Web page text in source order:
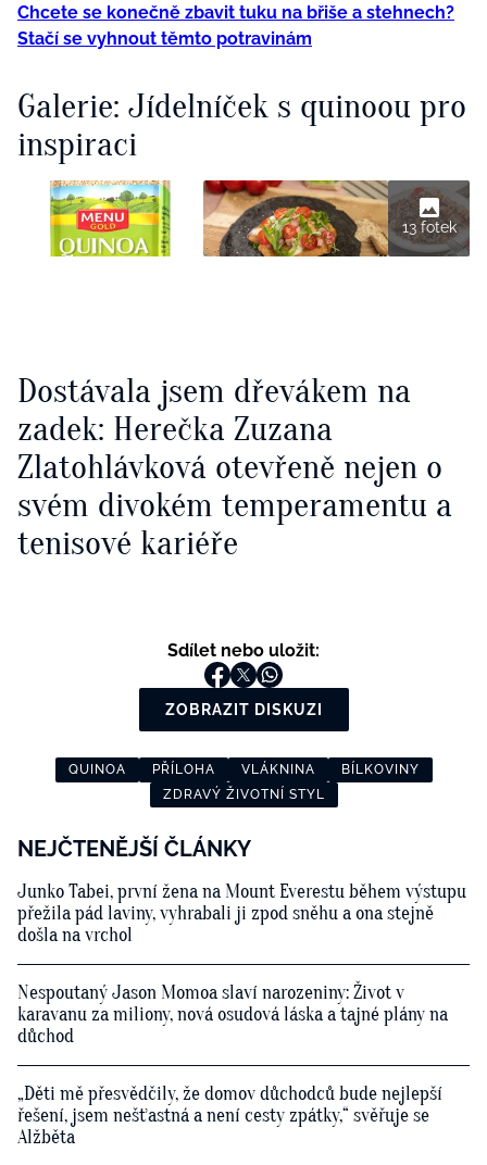
Chcete se konečně zbavit tuku na břiše a stehnech?
Stačí se vyhnout těmto potravinám
Galerie: Jídelníček s quinoou pro
inspiraci
13 fotek
Dostávala jsem dřevákem na
zadek: Herečka Zuzana
Zlatohlávková otevřeně nejen o
svém divokém temperamentu a
tenisové kariéře
Sdílet nebo uložit:
ZOBRAZIT DISKUZI
QUINOA PŘÍLOHA VLÁKNINA
BÍLKOVINY
ZDRAVÝ ŽIVOTNÍ STYL
NEJČTENĚJŠÍ ČLÁNKY
Junko Tabei, první žena na Mount Everestu během výstupu
přežila pád laviny, vyhrabali ji zpod sněhu a ona stejně
došla na vrchol
Nespoutaný Jason Momoa slaví narozeniny: Život v
karavanu za miliony, nová osudová láska a tajné plány na
důchod
„Děti mě přesvědčily, že domov důchodců bude nejlepší
řešení, jsem nešťastná a není cesty zpátky,“ svěřuje se
Alžběta